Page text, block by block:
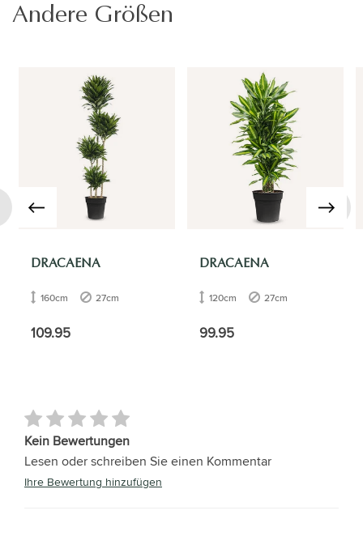
Andere Größen
DRACAENA
160cm 27cm
109.95
DRACAENA
120cm 27cm
99.95
›
Kein Bewertungen
Lesen oder schreiben Sie einen Kommentar
Ihre Bewertung hinzufügen